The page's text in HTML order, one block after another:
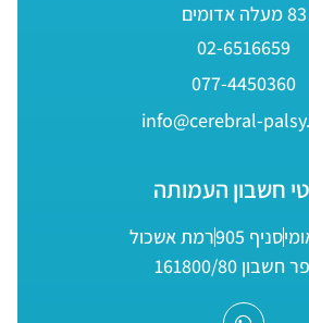
83 מעלה אדומים
02-6516659
077-4450360
info@cerebral-
חשבון העמותה
סניף 905
רמת אשכול
161800/80